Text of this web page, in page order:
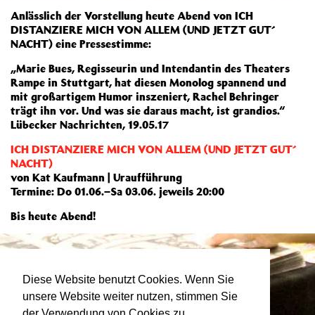
Diese Website benutzt Cookies. Wenn Sie
unsere Website weiter nutzen, stimmen Sie
Anlässlich der Vorstellung heute Abend von ICH
DISTANZIERE MICH VON ALLEM (UND JETZT GUT´
NACHT) eine Pressestimme:
„Marie Bues, Regisseurin und Intendantin des Theaters
Rampe in Stuttgart, hat diesen Monolog spannend und
mit großartigem Humor inszeniert, Rachel Behringer
trägt ihn vor. Und was sie daraus macht, ist grandios.“
Lübecker Nachrichten, 19.05.17
ICH DISTANZIERE MICH VON ALLEM (UND JETZT GUT´
NACHT)
von Kat Kaufmann | Uraufführung
Termine: Do 01.06.–Sa 03.06. jeweils 20:00
Bis heute Abend!